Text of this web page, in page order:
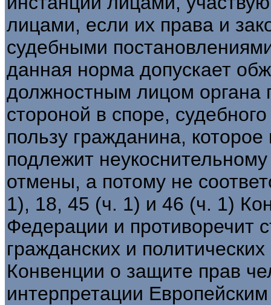
лицами, если их права и
судебными
данная норма допускает
должностным лицом органа
стороной в споре,
пользу гражданина,
подлежит
отмены, а потому не
1), 18, 45 (ч. 1) и 46 (ч. 1)
Федерации и противоречит
гражданских и
Конвенции о защите прав
интерпретации